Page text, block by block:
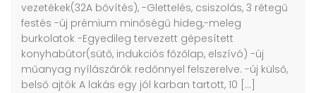
vezetékek(32A bővítés), -Glettelés, csiszolás, 3 rétegű
festés -új prémium minőségű hideg,-meleg
burkolatok -Egyedileg tervezett gépesített
konyhabútor(sütő, indukciós főzőlap, elszívó) -új
műanyag nyílászárók redőnnyel felszerelve. -új külső,
belső ajtók A lakás egy jól karban tartott, 10 […]